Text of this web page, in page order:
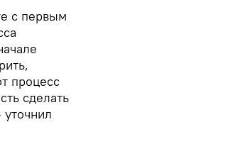
с первым
процесс
сделать